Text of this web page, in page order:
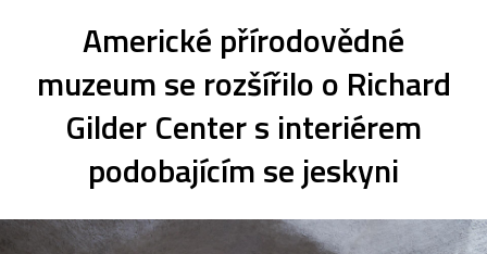
Americké přírodovědné
muzeum se rozšířilo o Richard
Gilder Center s interiérem
podobajícím se jeskyni